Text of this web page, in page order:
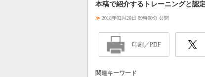
本稿で紹介するトレーニングと認
≫ 2018年02月20日 09時00分 公開
印刷／PDF
関連キーワード